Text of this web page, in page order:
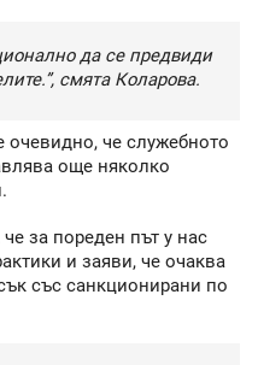
да се предвиди
смята Коларова.
че служебното
още няколко
за пореден път у нас
и заяви, че очаква
със санкционирани по